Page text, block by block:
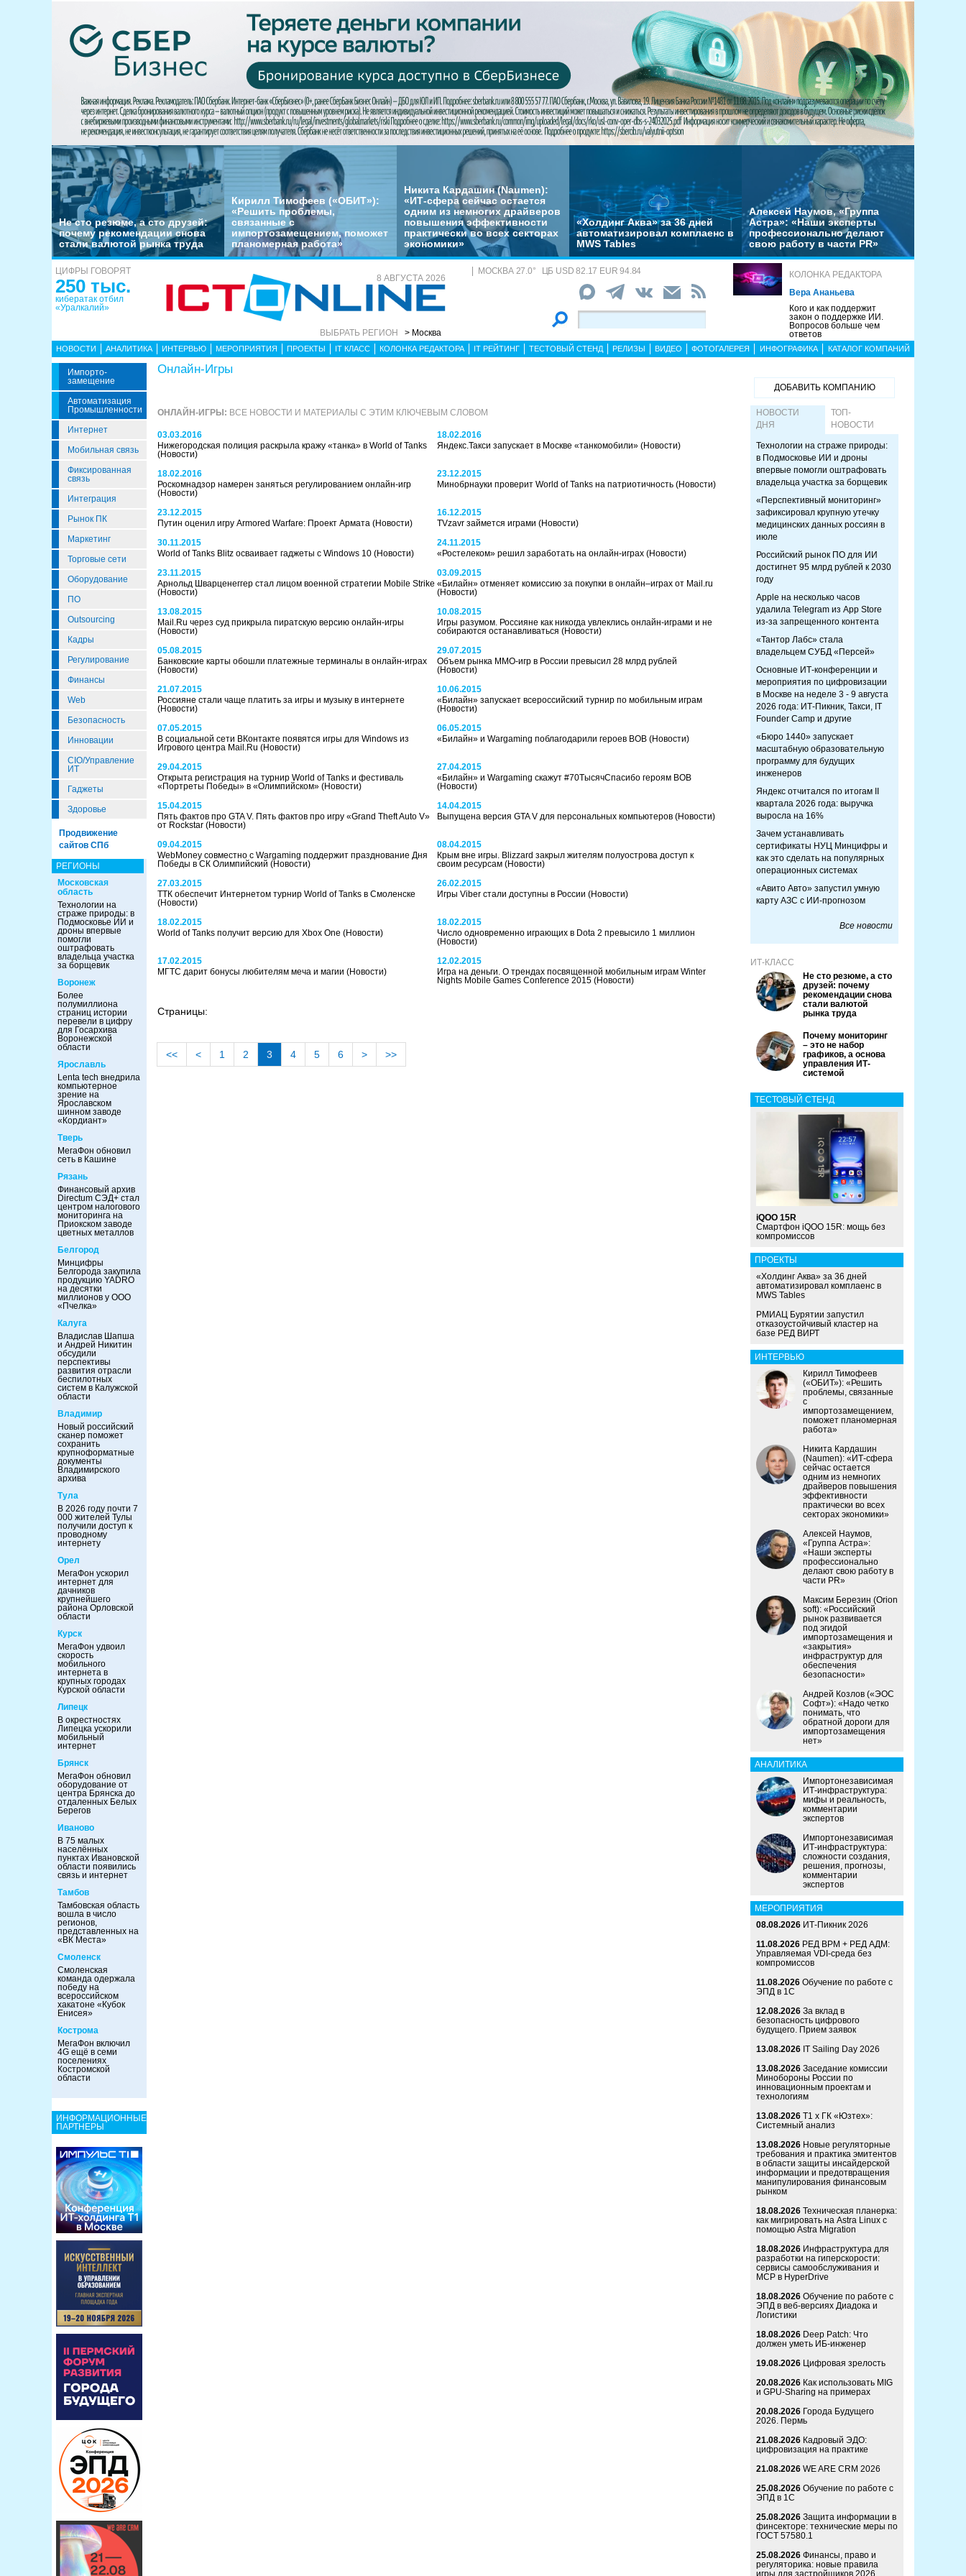
Не сто резюме, а сто друзей:
почему рекомендации снова
стали валютой рынка труда
Кирилл Тимофеев («ОБИТ»):
«Решить проблемы,
связанные с
импортозамещением, поможет
планомерная работа»
Никита Кардашин (Naumen):
«ИТ-сфера сейчас остается
одним из немногих драйверов
повышения эффективности
практически во всех секторах
экономики»
«Холдинг Аква» за 36 дней
автоматизировал комплаенс в
MWS Tables
Алексей Наумов, «Группа
Астра»: «Наши эксперты
профессионально делают
свою работу в части PR»
ЦИФРЫ ГОВОРЯТ
250 тыс.
кибератак отбил
«Уралкалий»
8 АВГУСТА 2026
ВЫБРАТЬ РЕГИОН > Москва
МОСКВА 27.0° ЦБ USD 82.17 EUR 94.84
КОЛОНКА РЕДАКТОРА
Вера Ананьева
Кого и как поддержит
закон о поддержке ИИ.
Вопросов больше чем
ответов
НОВОСТИ АНАЛИТИКА ИНТЕРВЬЮ МЕРОПРИЯТИЯ ПРОЕКТЫ IT КЛАСС КОЛОНКА РЕДАКТОРА IT РЕЙТИНГ ТЕСТОВЫЙ СТЕНД РЕЛИЗЫ ВИДЕО ФОТОГАЛЕРЕЯ ИНФОГРАФИКА КАТАЛОГ КОМПАНИЙ
Импорто­
Замещение
Автоматизация
Промышленности
Интернет
Мобильная связь
Фиксированная
связь
Интеграция
Рынок ПК
Маркетинг
Торговые сети
Оборудование
ПО
Outsourcing
Кадры
Регулирование
Финансы
Web
Безопасность
Инновации
CIO/Управление
ИТ
Гаджеты
Здоровье
Продвижение
сайтов СПб
РЕГИОНЫ
Московская
область
Технологии на
страже природы: в
Подмосковье ИИ и
дроны впервые
помогли
оштрафовать
владельца участка
за борщевик
Воронеж
Более
полумиллиона
страниц истории
перевели в цифру
для Госархива
Воронежской
области
Ярославль
Lenta tech внедрила
компьютерное
зрение на
Ярославском
шинном заводе
«Кордиант»
Тверь
МегаФон обновил
сеть в Кашине
Рязань
Финансовый архив
Directum СЭД+ стал
центром налогового
мониторинга на
Приокском заводе
цветных металлов
Белгород
Минцифры
Белгорода закупила
продукцию YADRO
на десятки
миллионов у ООО
«Пчелка»
Калуга
Владислав Шапша
и Андрей Никитин
обсудили
перспективы
развития отрасли
беспилотных
систем в Калужской
области
Владимир
Новый российский
сканер поможет
сохранить
крупноформатные
документы
Владимирского
архива
Тула
В 2026 году почти 7
000 жителей Тулы
получили доступ к
проводному
интернету
Орел
МегаФон ускорил
интернет для
дачников
крупнейшего
района Орловской
области
Курск
МегаФон удвоил
скорость
мобильного
интернета в
крупных городах
Курской области
Липецк
В окрестностях
Липецка ускорили
мобильный
интернет
Брянск
МегаФон обновил
оборудование от
центра Брянска до
отдаленных Белых
Берегов
Иваново
В 75 малых
населённых
пунктах Ивановской
области появились
связь и интернет
Тамбов
Тамбовская область
вошла в число
регионов,
представленных на
«ВК Места»
Смоленск
Смоленская
команда одержала
победу на
всероссийском
хакатоне «Кубок
Енисея»
Кострома
МегаФон включил
4G ещё в семи
поселениях
Костромской
области
ИНФОРМАЦИОННЫЕ
ПАРТНЕРЫ
Онлайн-Игры
ОНЛАЙН-ИГРЫ: ВСЕ НОВОСТИ И МАТЕРИАЛЫ С ЭТИМ КЛЮЧЕВЫМ СЛОВОМ
03.03.2016
Нижегородская полиция раскрыла кражу «танка» в World of Tanks
(Новости)
18.02.2016
Яндекс.Такси запускает в Москве «танкомобили» (Новости)
18.02.2016
Роскомнадзор намерен заняться регулированием онлайн-игр
(Новости)
23.12.2015
Минобрнауки проверит World of Tanks на патриотичность (Новости)
23.12.2015
Путин оценил игру Armored Warfare: Проект Армата (Новости)
16.12.2015
TVzavr займется играми (Новости)
30.11.2015
World of Tanks Blitz осваивает гаджеты с Windows 10 (Новости)
24.11.2015
«Ростелеком» решил заработать на онлайн-играх (Новости)
23.11.2015
Арнольд Шварценеггер стал лицом военной стратегии Mobile Strike
(Новости)
03.09.2015
«Билайн» отменяет комиссию за покупки в онлайн–играх от Mail.ru
(Новости)
13.08.2015
Mail.Ru через суд прикрыла пиратскую версию онлайн-игры
(Новости)
10.08.2015
Игры разумом. Россияне как никогда увлеклись онлайн-играми и не
собираются останавливаться (Новости)
05.08.2015
Банковские карты обошли платежные терминалы в онлайн-играх
(Новости)
29.07.2015
Объем рынка ММО-игр в России превысил 28 млрд рублей
(Новости)
21.07.2015
Россияне стали чаще платить за игры и музыку в интернете
(Новости)
10.06.2015
«Билайн» запускает всероссийский турнир по мобильным играм
(Новости)
07.05.2015
В социальной сети ВКонтакте появятся игры для Windows из
Игрового центра Mail.Ru (Новости)
06.05.2015
«Билайн» и Wargaming поблагодарили героев ВОВ (Новости)
29.04.2015
Открыта регистрация на турнир World of Tanks и фестиваль
«Портреты Победы» в «Олимпийском» (Новости)
27.04.2015
«Билайн» и Wargaming скажут #70TысячСпасибо героям ВОВ
(Новости)
15.04.2015
Пять фактов про GTA V. Пять фактов про игру «Grand Theft Auto V»
от Rockstar (Новости)
14.04.2015
Выпущена версия GTA V для персональных компьютеров (Новости)
09.04.2015
WebMoney совместно с Wargaming поддержит празднование Дня
Победы в СК Олимпийский (Новости)
08.04.2015
Крым вне игры. Blizzard закрыл жителям полуострова доступ к
своим ресурсам (Новости)
27.03.2015
ТТК обеспечит Интернетом турнир World of Tanks в Смоленске
(Новости)
26.02.2015
Игры Viber стали доступны в России (Новости)
18.02.2015
World of Tanks получит версию для Xbox One (Новости)
18.02.2015
Число одновременно играющих в Dota 2 превысило 1 миллион
(Новости)
17.02.2015
МГТС дарит бонусы любителям меча и магии (Новости)
12.02.2015
Игра на деньги. О трендах посвященной мобильным играм Winter
Nights Mobile Games Conference 2015 (Новости)
Страницы:
<< < 1 2 3 4 5 6 > >>
ДОБАВИТЬ КОМПАНИЮ
НОВОСТИ
ДНЯ
ТОП-
НОВОСТИ
Технологии на страже природы:
в Подмосковье ИИ и дроны
впервые помогли оштрафовать
владельца участка за борщевик
«Перспективный мониторинг»
зафиксировал крупную утечку
медицинских данных россиян в
июле
Российский рынок ПО для ИИ
достигнет 95 млрд рублей к 2030
году
Apple на несколько часов
удалила Telegram из App Store
из-за запрещенного контента
«Тантор Лабс» стала
владельцем СУБД «Персей»
Основные ИТ-конференции и
мероприятия по цифровизации
в Москве на неделе 3 - 9 августа
2026 года: ИТ-Пикник, Такси, IT
Founder Camp и другие
«Бюро 1440» запускает
масштабную образовательную
программу для будущих
инженеров
Яндекс отчитался по итогам II
квартала 2026 года: выручка
выросла на 16%
Зачем устанавливать
сертификаты НУЦ Минцифры и
как это сделать на популярных
операционных системах
«Авито Авто» запустил умную
карту АЗС с ИИ-прогнозом
Все новости
ИТ-КЛАСС
Не сто резюме, а сто
друзей: почему
рекомендации снова
стали валютой
рынка труда
Почему мониторинг
– это не набор
графиков, а основа
управления ИТ-
системой
ТЕСТОВЫЙ СТЕНД
iQOO 15R
Смартфон iQOO 15R: мощь без
компромиссов
ПРОЕКТЫ
«Холдинг Аква» за 36 дней
автоматизировал комплаенс в
MWS Tables
РМИАЦ Бурятии запустил
отказоустойчивый кластер на
базе РЕД ВИРТ
ИНТЕРВЬЮ
Кирилл Тимофеев
(«ОБИТ»): «Решить
проблемы, связанные
с
импортозамещением,
поможет планомерная
работа»
Никита Кардашин
(Naumen): «ИТ-сфера
сейчас остается
одним из немногих
драйверов повышения
эффективности
практически во всех
секторах экономики»
Алексей Наумов,
«Группа Астра»:
«Наши эксперты
профессионально
делают свою работу в
части PR»
Максим Березин (Orion
soft): «Российский
рынок развивается
под эгидой
импортозамещения и
«закрытия»
инфраструктур для
обеспечения
безопасности»
Андрей Козлов («ЭОС
Софт»): «Надо четко
понимать, что
обратной дороги для
импортозамещения
нет»
АНАЛИТИКА
Импортонезависимая
ИТ-инфраструктура:
мифы и реальность,
комментарии
экспертов
Импортонезависимая
ИТ-инфраструктура:
сложности создания,
решения, прогнозы,
комментарии
экспертов
МЕРОПРИЯТИЯ
08.08.2026 ИТ-Пикник 2026
11.08.2026 РЕД ВРМ + РЕД АДМ:
Управляемая VDI-среда без
компромиссов
11.08.2026 Обучение по работе с
ЭПД в 1С
12.08.2026 За вклад в
безопасность цифрового
будущего. Прием заявок
13.08.2026 IT Sailing Day 2026
13.08.2026 Заседание комиссии
Минобороны России по
инновационным проектам и
технологиям
13.08.2026 Т1 x ГК «Юзтех»:
Системный анализ
13.08.2026 Новые регуляторные
требования и практика эмитентов
в области защиты инсайдерской
информации и предотвращения
манипулирования финансовым
рынком
18.08.2026 Техническая планерка:
как мигрировать на Astra Linux с
помощью Astra Migration
18.08.2026 Инфраструктура для
разработки на гиперскорости:
сервисы самообслуживания и
MCP в HyperDrive
18.08.2026 Обучение по работе с
ЭПД в веб-версиях Диадока и
Логистики
18.08.2026 Deep Patch: Что
должен уметь ИБ-инженер
19.08.2026 Цифровая зрелость
20.08.2026 Как использовать MIG
и GPU-Sharing на примерах
20.08.2026 Города Будущего
2026. Пермь
21.08.2026 Кадровый ЭДО:
цифровизация на практике
21.08.2026 WE ARE CRM 2026
25.08.2026 Обучение по работе с
ЭПД в 1С
25.08.2026 Защита информации в
финсекторе: технические меры по
ГОСТ 57580.1
25.08.2026 Финансы, право и
регуляторика: новые правила